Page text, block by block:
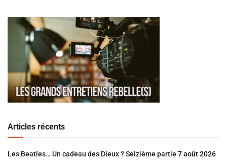
Articles récents
Les Beatles… Un cadeau des Dieux ? Seizième partie 7 août 2026